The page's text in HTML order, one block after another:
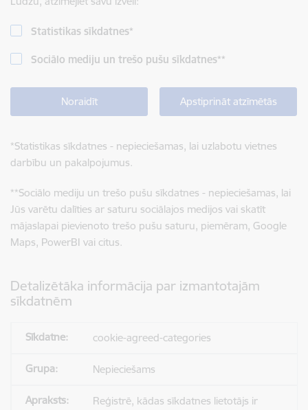
Statistikas sīkdatnes*
Sociālo mediju un trešo pušu sīkdatnes**
Noraidīt Apstiprināt atzīmētās
*Statistikas sīkdatnes - nepieciešamas, lai uzlabotu vietnes
darbību un pakalpojumus.
**Sociālo mediju un trešo pušu sīkdatnes - nepieciešamas, lai
Jūs varētu dalīties ar saturu sociālajos medijos vai skatīt
mājaslapai pievienoto trešo pušu saturu, piemēram, Google
Maps, PowerBI vai citus.
Detalizētāka informācija par izmantotajām
sīkdatnēm
cookie-agreed-categories
Nepieciešams
Reģistrē, kādas sīkdatnes lietotājs ir